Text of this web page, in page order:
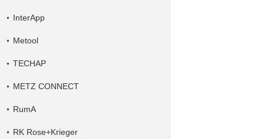
InterApp
Metool
TECHAP
METZ CONNECT
RumA
RK Rose+Krieger